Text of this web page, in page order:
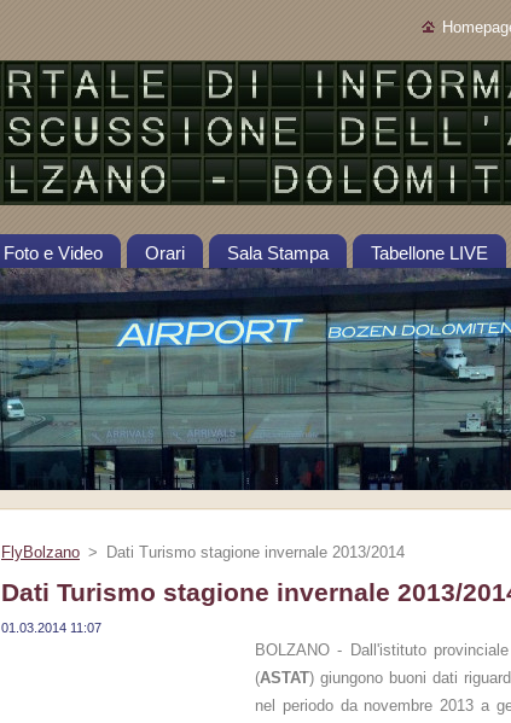
Foto e Video Orari Sala Stampa Tabellone LIVE
FlyBolzano > Dati Turismo stagione invernale 2013/2014
Dati Turismo stagione invernale 2013/
01.03.2014 11:07
BOLZANO - Dall'istituto
(ASTAT) giungono buoni dati
nel periodo da novembre 2013 a